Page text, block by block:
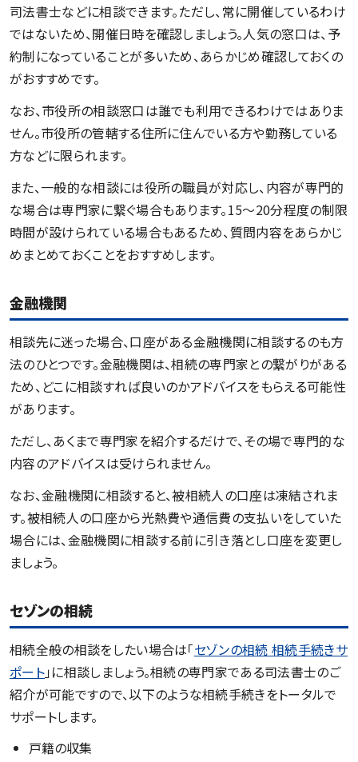
司法書士などに相談できます。ただし、常に開催しているわけ
ではないため、開催日時を確認しましょう。人気の窓口は、予
約制になっていることが多いため、あらかじめ確認しておくの
がおすすめです。
なお、市役所の相談窓口は誰でも利用できるわけではありま
せん。市役所の管轄する住所に住んでいる方や勤務している
方などに限られます。
また、一般的な相談には役所の職員が対応し、内容が専門的
な場合は専門家に繋ぐ場合もあります。15～20分程度の制限
時間が設けられている場合もあるため、質問内容をあらかじ
めまとめておくことをおすすめします。
金融機関
相談先に迷った場合、口座がある金融機関に相談するのも方
法のひとつです。金融機関は、相続の専門家との繋がりがある
ため、どこに相談すれば良いのかアドバイスをもらえる可能性
があります。
ただし、あくまで専門家を紹介するだけで、その場で専門的な
内容のアドバイスは受けられません。
なお、金融機関に相談すると、被相続人の口座は凍結されま
す。被相続人の口座から光熱費や通信費の支払いをしていた
場合には、金融機関に相談する前に引き落とし口座を変更し
ましょう。
セゾンの相続
相続全般の相談をしたい場合は「セゾンの相続 相続手続きサ
ポート」に相談しましょう。相続の専門家である司法書士のご
紹介が可能ですので、以下のような相続手続きをトータルで
サポートします。
戸籍の収集